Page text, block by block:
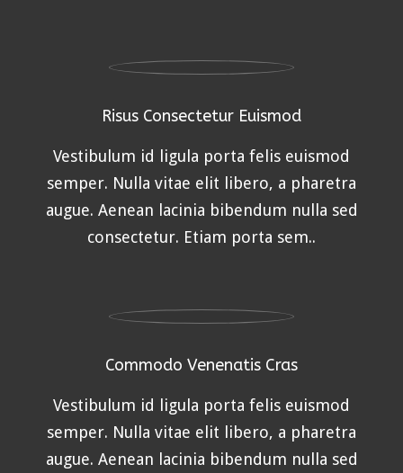
Risus Consectetur Euismod
Vestibulum id ligula porta felis euismod
semper. Nulla vitae elit libero, a pharetra
augue. Aenean lacinia bibendum nulla sed
consectetur. Etiam porta sem..
Commodo Venenatis Cras
Vestibulum id ligula porta felis euismod
semper. Nulla vitae elit libero, a pharetra
augue. Aenean lacinia bibendum nulla sed